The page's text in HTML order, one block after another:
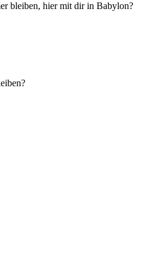
bleiben, hier mit dir in Babylon?